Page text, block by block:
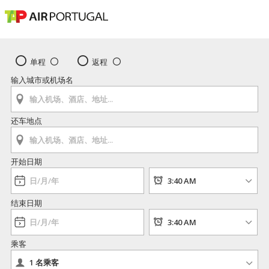
单程
返程
输入城市或机场名
还车地点
开始日期
结束日期
乘客